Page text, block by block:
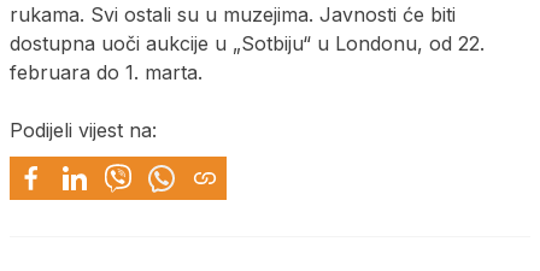
rukama. Svi ostali su u muzejima. Javnosti će biti
dostupna uoči aukcije u „Sotbiju“ u Londonu, od 22.
februara do 1. marta.
Podijeli vijest na: